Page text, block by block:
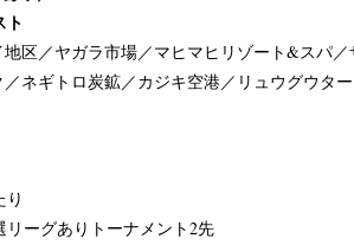
ト
区／ヤガラ市場／マヒマヒリゾート&スパ
ネギトロ炭鉱／カジキ空港／リュウグウタ
ーグありトーナメント2先